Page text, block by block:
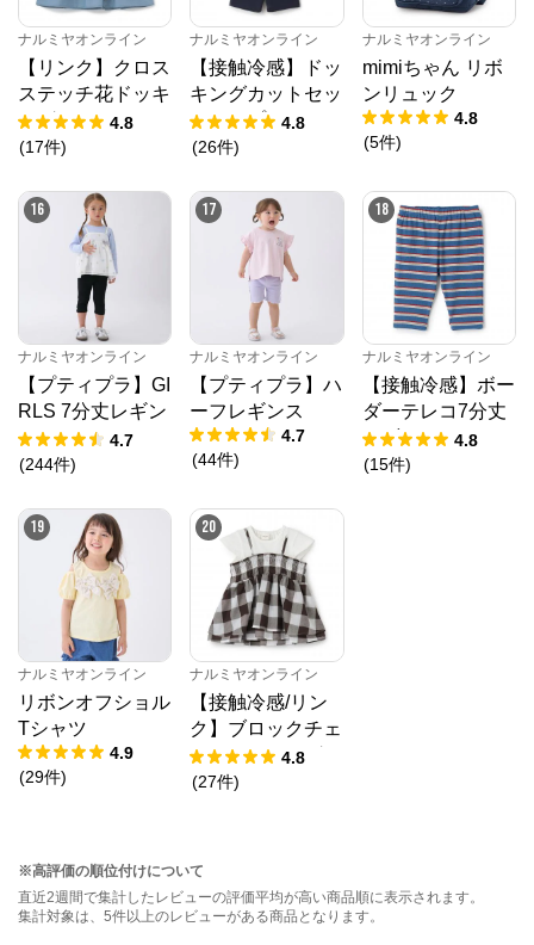
ナルミヤオンライン
【リンク】クロス
ステッチ花ドッキ
ングTシャツ
4.8
(17件)
ナルミヤオンライン
【接触冷感】ドッ
キングカットセッ
トアップ
4.8
(26件)
ナルミヤオンライン
mimiちゃん リボ
ンリュック
4.8
(5件)
16
ナルミヤオンライン
【プティプラ】GI
RLS 7分丈レギン
ス
4.7
(244件)
17
ナルミヤオンライン
【プティプラ】ハ
ーフレギンス
4.7
(44件)
18
ナルミヤオンライン
【接触冷感】ボー
ダーテレコ7分丈
レギンス
4.8
(15件)
19
ナルミヤオンライン
リボンオフショル
Tシャツ
4.9
(29件)
20
ナルミヤオンライン
【接触冷感/リン
ク】ブロックチェ
ックドッキングT
シャツ
4.8
(27件)
※高評価の順位付けについて
直近2週間で集計したレビューの評価平均が高い商品順に表示されます。
集計対象は、5件以上のレビューがある商品となります。